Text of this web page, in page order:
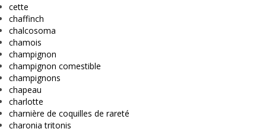
cette
chaffinch
chalcosoma
chamois
champignon
champignon comestible
champignons
chapeau
charlotte
charnière de coquilles de rareté
charonia tritonis